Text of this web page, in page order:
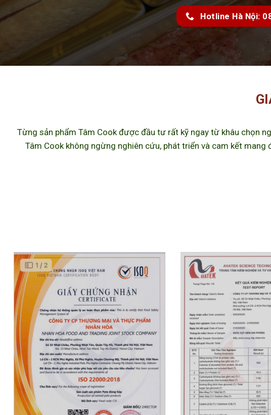
Hotline Hà Nội:
Từng sản phẩm Tâm Cook được đầu tư rất kỹ ngay từ khâu chọn
Tâm Cook không ngừng nghiên cứu, phát triển và cam kết